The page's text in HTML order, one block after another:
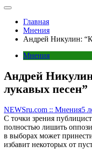
Главная
Мнения
Андрей Никулин:
Мнения
Андрей
лукавых песен”
NEWSru.com :: Мнения5
С точки зрения
полностью лишить
в выборах может
избавит некоторых от